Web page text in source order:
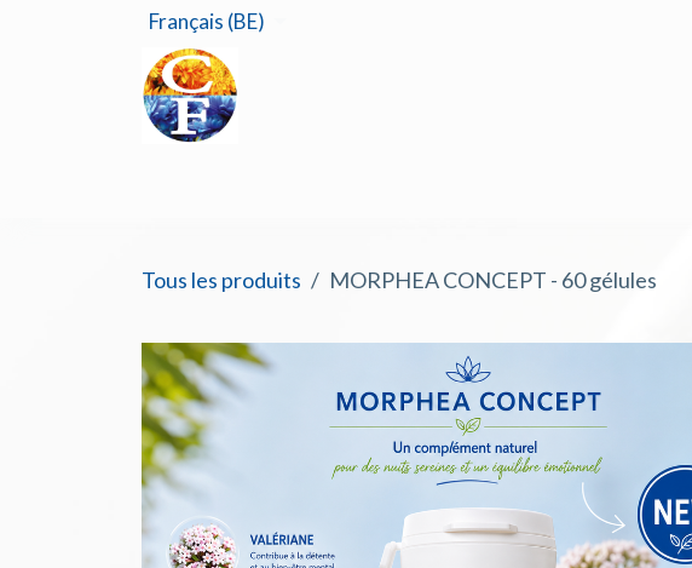
Se rendre au contenu
Français (BE)
Tous les produits MORPHEA CONCEPT - 60 gélules